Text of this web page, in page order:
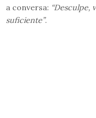
a conversa: “Desculpe,
suficiente”.